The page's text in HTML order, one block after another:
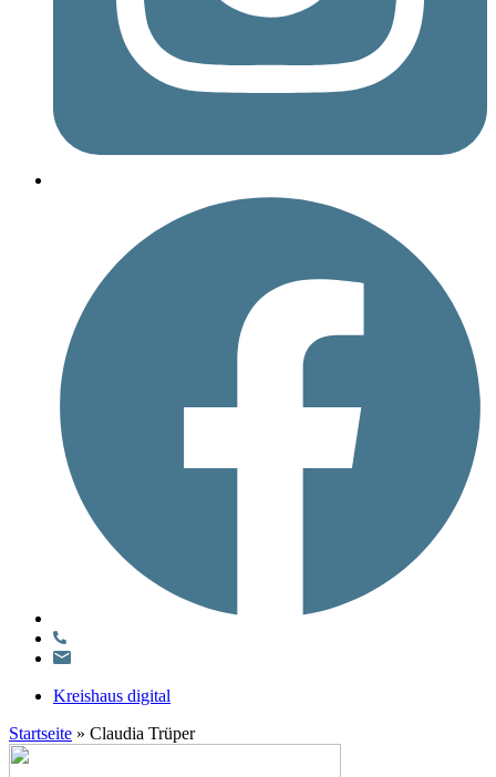
Kreishaus digital
Startseite » Claudia Trüper